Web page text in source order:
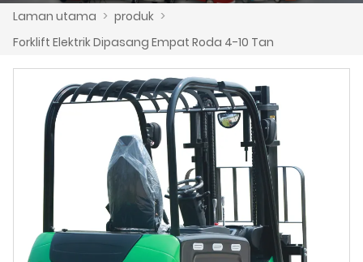
Laman utama > produk >
Forklift Elektrik Dipasang Empat Roda 4-10 Tan